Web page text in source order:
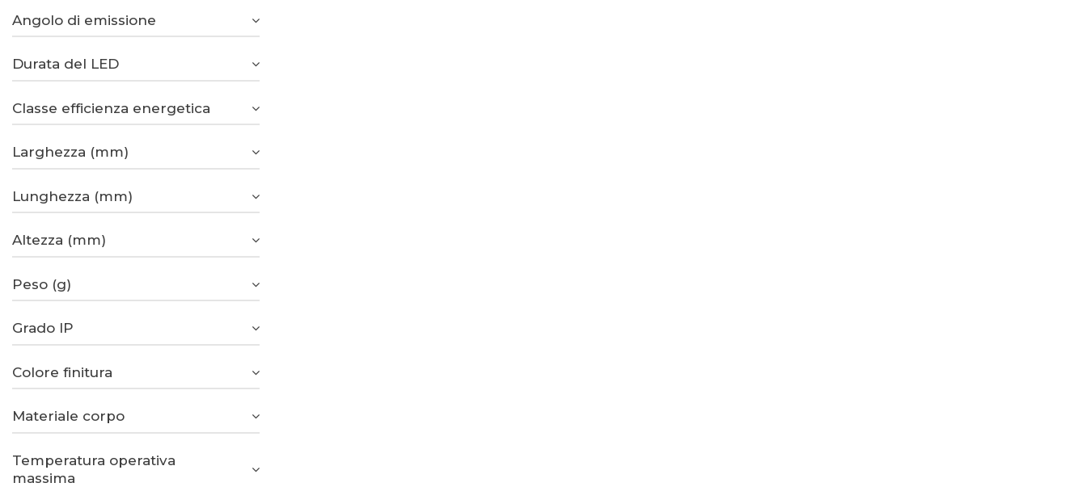
Angolo di emissione
Durata del LED
Classe efficienza energetica
Larghezza (mm)
Lunghezza (mm)
Altezza (mm)
Peso (g)
Grado IP
Colore finitura
Materiale corpo
Temperatura operativa
massima